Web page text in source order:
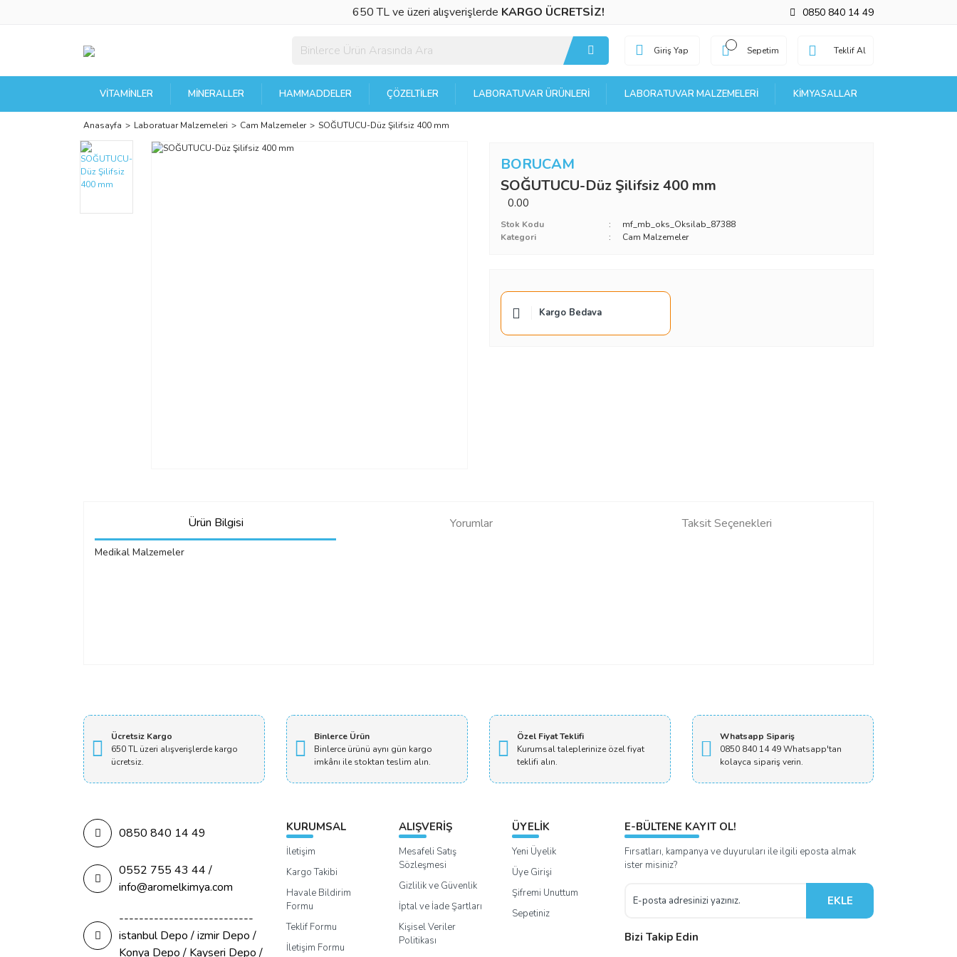
650 TL ve üzeri alışverişlerde KARGO ÜCRETSİZ! 0850 840 14 49
Giriş Yap Sepetim Teklif Al
VITAMINLER MINERALLER HAMMADDELER ÇÖZELTILER LABORATUVAR ÜRÜNLERI LABORATUVAR MALZEMELERI KIMYASALLAR
Anasayfa Laboratuar Malzemeleri Cam Malzemeler SOĞUTUCU-Düz Şilifsiz 400 mm
BORUCAM
SOĞUTUCU-Düz Şilifsiz 400 mm
0.00
Stok Kodu
mf_mb_oks_Oksilab_87388
Kategori
Cam Malzemeler
Kargo Bedava
Ürün Bilgisi Yorumlar Taksit Seçenekleri
Medikal Malzemeler
Ücretsiz Kargo
650 TL üzeri alışverişlerde kargo
ücretsiz.
Binlerce Ürün
Binlerce ürünü aynı gün kargo
imkânı ile stoktan teslim alın.
Özel Fiyat Teklifi
Kurumsal taleplerinize özel fiyat
teklifi alın.
Whatsapp Sipariş
0850 840 14 49 Whatsapp'tan
kolayca sipariş verin.
0850 840 14 49
0552 755 43 44 /
info@aromelkimya.com
---------------------------
istanbul Depo / izmir Depo /
Konya Depo / Kayseri Depo /
KURUMSAL
İletişim
Kargo Takibi
Havale Bildirim
Formu
Teklif Formu
İletişim Formu
ALIŞVERİŞ
Mesafeli Satış
Sözleşmesi
Gizlilik ve Güvenlik
İptal ve İade Şartları
Kişisel Veriler
Politikası
ÜYELİK
Yeni Üyelik
Üye Girişi
Şifremi Unuttum
Sepetiniz
E-BÜLTENE KAYIT OL!
Fırsatları, kampanya ve duyuruları ile ilgili eposta almak
ister misiniz?
EKLE
Bizi Takip Edin